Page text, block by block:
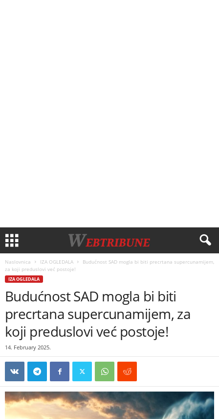
Naslovnica IZA OGLEDALA
Budućnost SAD mogla bi biti precrtana supercunamijem,
za koji preduslovi već postoje!
IZA OGLEDALA
Budućnost SAD mogla bi biti
precrtana supercunamijem, za
koji preduslovi već postoje!
14. February 2025.